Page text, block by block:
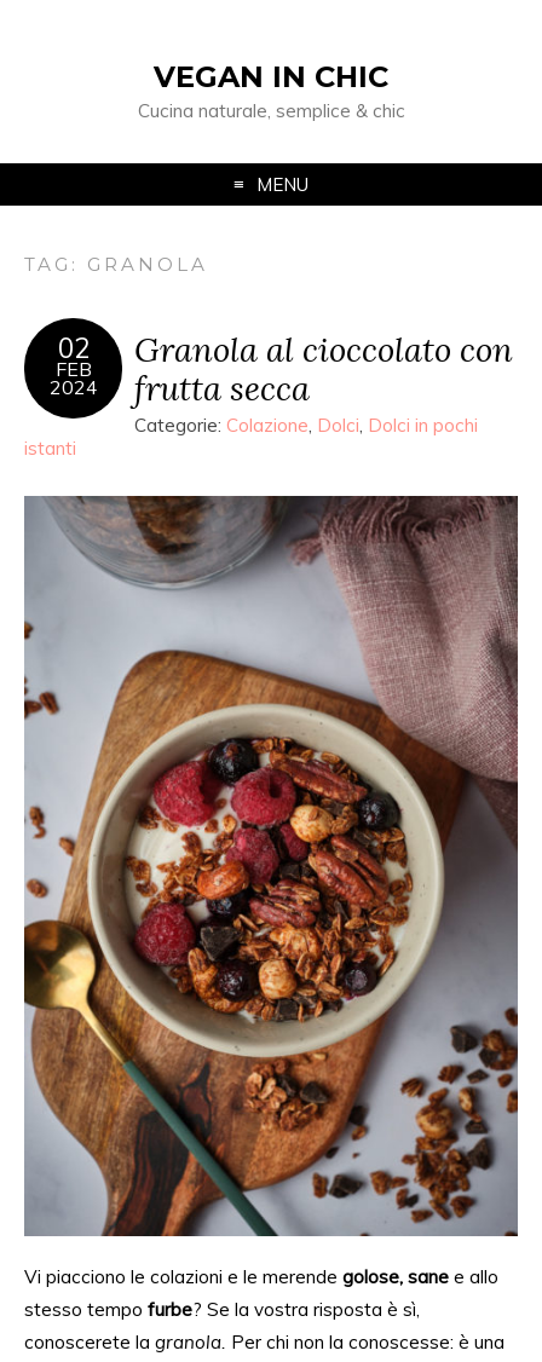
VEGAN IN CHIC
Cucina naturale, semplice & chic
MENU
TAG: GRANOLA
02
FEB
2024
Granola al cioccolato con
frutta secca
Categorie: Colazione, Dolci, Dolci in pochi
istanti
Vi piacciono le colazioni e le merende golose, sane e allo
stesso tempo furbe? Se la vostra risposta è sì,
conoscerete la granola. Per chi non la conoscesse: è una